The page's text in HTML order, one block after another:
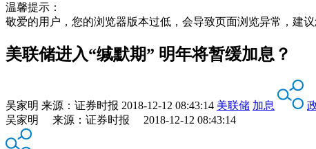
温馨提示：
敬爱的用户，您的浏览器版本过低，会导致页面浏览异常，建
美联储进入“缄默期” 明年将暂缓加息？
吴家明 来源： 证券时报 2018-12-12 08:43:14 美联储 加息
吴家明 来源：证券时报 2018-12-12 08:43:14